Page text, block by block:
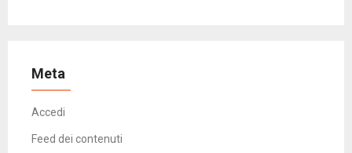
Meta
Accedi
Feed dei contenuti